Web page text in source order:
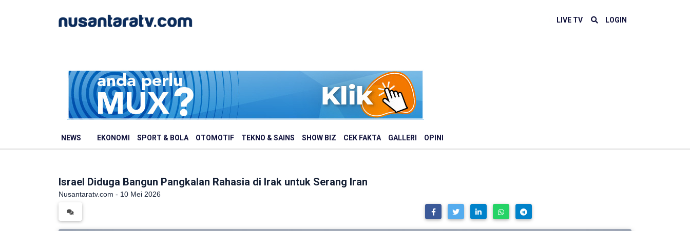
LIVE TV LOGIN
NEWS EKONOMI SPORT & BOLA OTOMOTIF TEKNO & SAINS SHOW BIZ CEK FAKTA GALLERI OPINI
Israel Diduga Bangun Pangkalan Rahasia di Irak untuk Serang Iran
Nusantaratv.com - 10 Mei 2026